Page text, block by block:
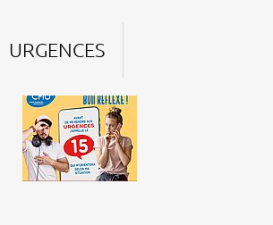
URGENCES